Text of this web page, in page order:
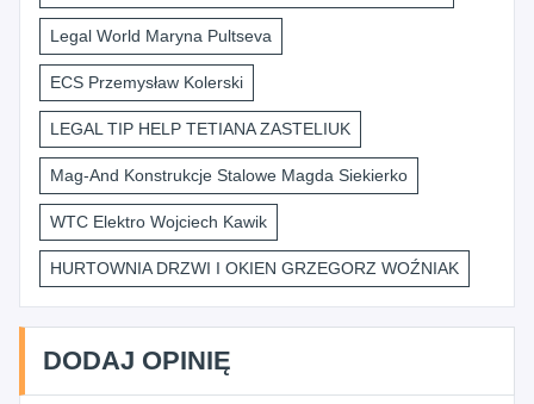
Legal World Maryna Pultseva
ECS Przemysław Kolerski
LEGAL TIP HELP TETIANA ZASTELIUK
Mag-And Konstrukcje Stalowe Magda Siekierko
WTC Elektro Wojciech Kawik
HURTOWNIA DRZWI I OKIEN GRZEGORZ WOŹNIAK
DODAJ OPINIĘ